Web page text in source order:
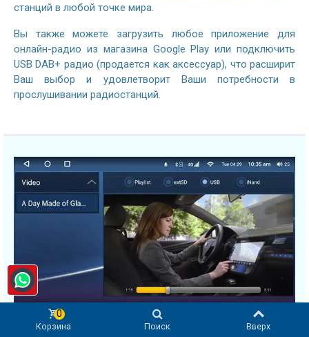
станций в любой точке мира.
Вы также можете загрузить любое приложение для
онлайн-радио из магазина Google Play или подключить
USB DAB+ радио (продается как аксессуар), что расширит
Ваш выбор и удовлетворит Ваши потребности в
прослушивании радиостанций.
Корзина
0
Поиск Вверх